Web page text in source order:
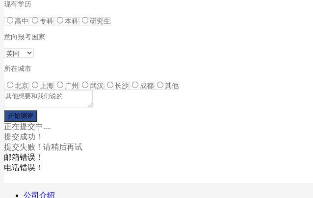
现有学历
高中 专科 本科 研究生
意向报考国家
所在城市
北京 上海 广州 武汉 长沙 成都 其他
正在提交中....
提交成功！
提交失败！请稍后再试
邮箱错误！
电话错误！
公司介绍